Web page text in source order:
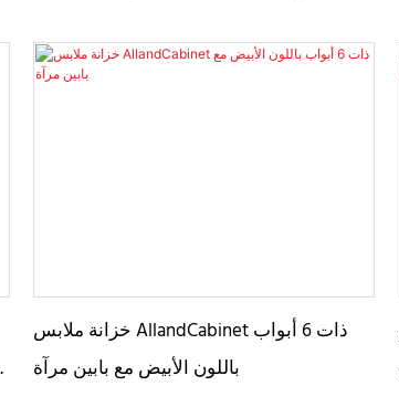
خزانة ملابس AllandCabinet ذات 6 أبواب
باللون الأبيض مع بابين مرآة